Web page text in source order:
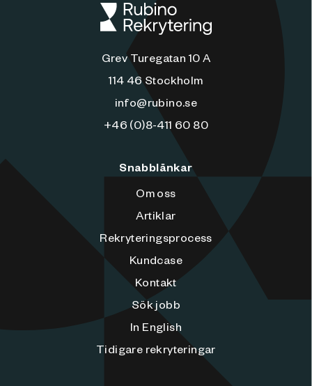
Grev Turegatan 10 A
114 46 Stockholm
info@rubino.se
+46 (0)8-411 60 80
Snabblänkar
Om oss
Artiklar
Rekryteringsprocess
Kundcase
Kontakt
Sök jobb
In English
Tidigare rekryteringar